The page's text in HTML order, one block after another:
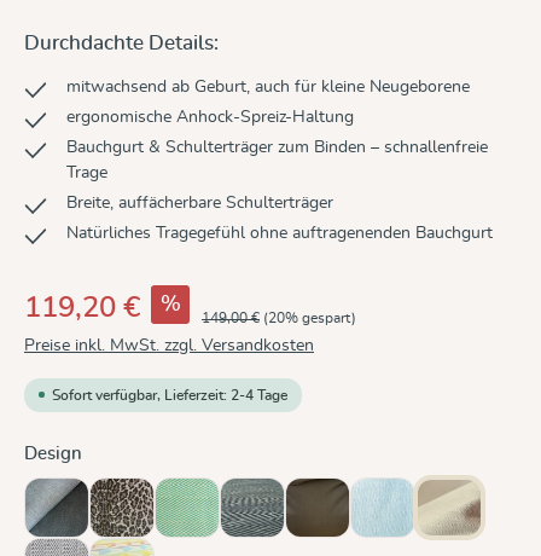
Durchdachte Details:
mitwachsend ab Geburt, auch für kleine Neugeborene
ergonomische Anhock-Spreiz-Haltung
Bauchgurt & Schulterträger zum Binden – schnallenfreie
Trage
Breite, auffächerbare Schulterträger
Natürliches Tragegefühl ohne auftragenenden Bauchgurt
119,20 € %
149,00 € (20% gespart)
Preise inkl. MwSt. zzgl. Versandkosten
Sofort verfügbar, Lieferzeit: 2-4 Tage
Design
Doubleface Anthrazit
Leo Lisca KaribikMetro Monochrom
Olive Ozean Sand